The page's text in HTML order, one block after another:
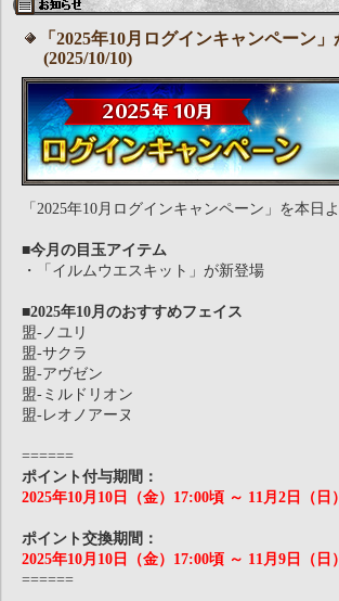
「2025年10月ログインキャンペーン
(2025/10/10)
「2025年10月ログインキャンペーン」を本日
■今月の目玉アイテム
・「イルムウエスキット」が新登場
■2025年10月のおすすめフェイス
盟-ノユリ
盟-サクラ
盟-アヴゼン
盟-ミルドリオン
盟-レオノアーヌ
======
ポイント付与期間：
2025年10月10日（金）17:00頃 ～ 11月2日（日
ポイント交換期間：
2025年10月10日（金）17:00頃 ～ 11月9日（日
======